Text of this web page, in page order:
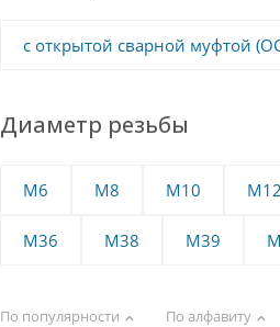
с открытой сварной муфтой
Диаметр резьбы
М6 М8 М10 М12
М36 М38 М39
По популярности По алфавиту